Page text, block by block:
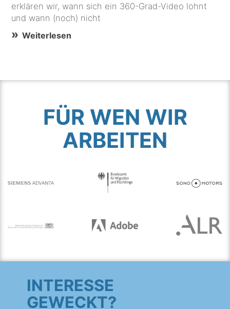
erklären wir, wann sich ein 360-Grad-Video lohnt
und wann (noch) nicht
Weiterlesen
FÜR WEN WIR
ARBEITEN
INTERESSE
GEWECKT?